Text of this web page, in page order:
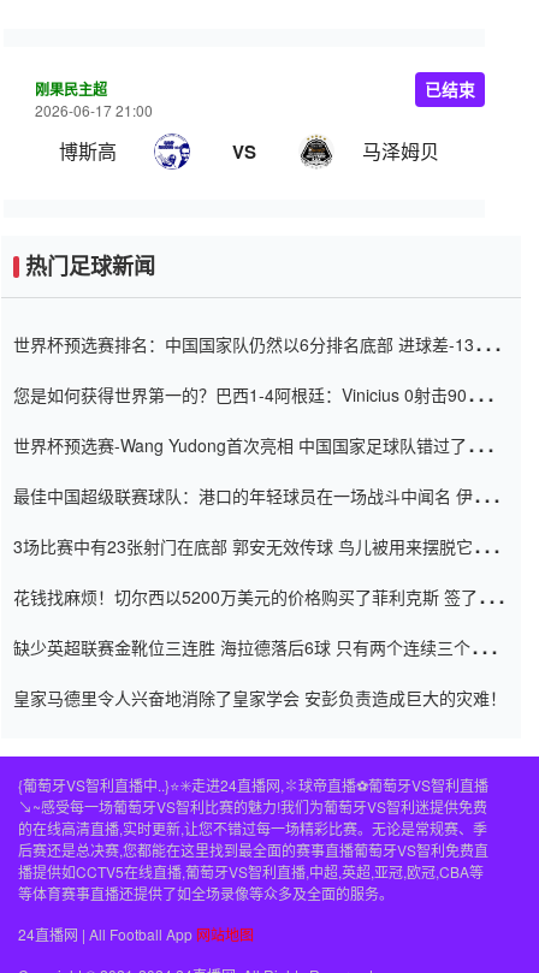
刚果民主超
2026-06-17 21:00
博斯高 VS 马泽姆贝
已结束
热门足球新闻
世界杯预选赛排名：中国国家队仍然以6分排名底部 进球差-13令人
您是如何获得世界第一的？巴西1-4阿根廷：Vinicius 0射击90分钟
世界杯预选赛-Wang Yudong首次亮相 中国国家足球队错过了世界
最佳中国超级联赛球队：港口的年轻球员在一场战斗中闻名 伊万放
3场比赛中有23张射门在底部 郭安无效传球 鸟儿被用来摆脱它
花钱找麻烦！切尔西以5200万美元的价格购买了菲利克斯 签了7年
缺少英超联赛金靴位三连胜 海拉德落后6球 只有两个连续三个连续
皇家马德里令人兴奋地消除了皇家学会 安彭负责造成巨大的灾难！
{葡萄牙VS智利直播中..}⭐️✳️走进24直播网,✽球帝直播⚽️葡萄牙VS智利直播
↘~感受每一场葡萄牙VS智利比赛的魅力!我们为葡萄牙VS智利迷提供免费
的在线高清直播,实时更新,让您不错过每一场精彩比赛。无论是常规赛、季
后赛还是总决赛,您都能在这里找到最全面的赛事直播葡萄牙VS智利免费直
播提供如CCTV5在线直播,葡萄牙VS智利直播,中超,英超,亚冠,欧冠,CBA等
等体育赛事直播还提供了如全场录像等众多及全面的服务。
24直播网 | All Football App 网站地图